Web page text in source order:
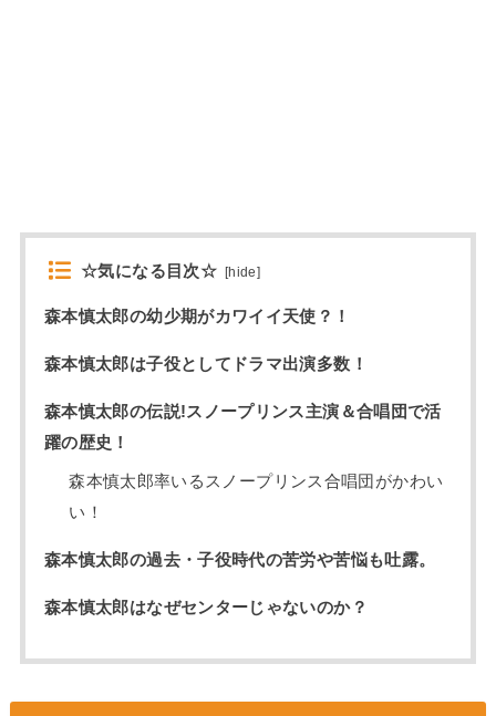
☆気になる目次☆ [hide]
森本慎太郎の幼少期がカワイイ天使？！
森本慎太郎は子役としてドラマ出演多数！
森本慎太郎の伝説!スノープリンス主演＆合唱団で活
躍の歴史！
森本慎太郎率いるスノープリンス合唱団がかわい
い！
森本慎太郎の過去・子役時代の苦労や苦悩も吐露。
森本慎太郎はなぜセンターじゃないのか？